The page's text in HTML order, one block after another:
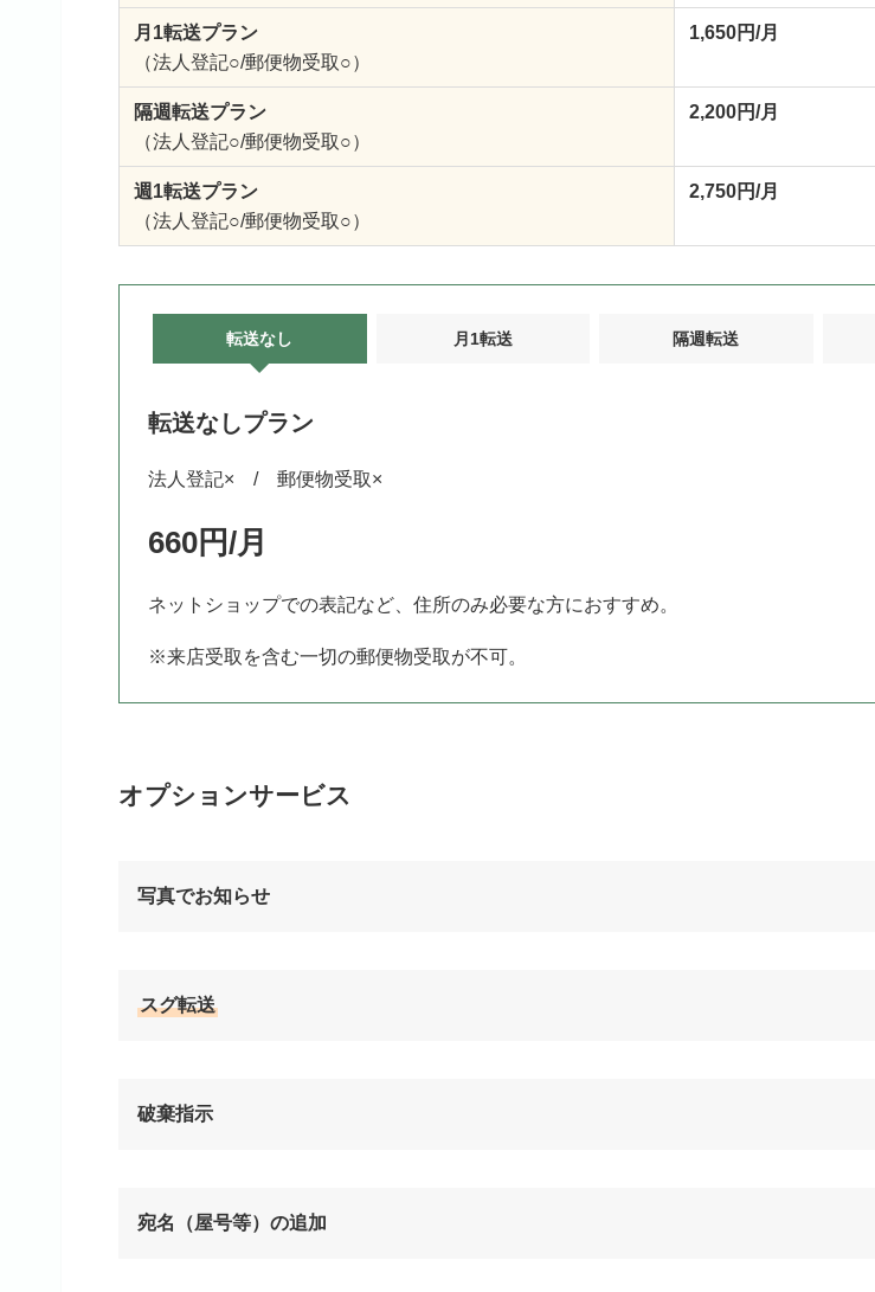
月1転送プラン
（法人登記○/郵便物受取○）
1,650円/月
隔週転送プラン
（法人登記○/郵便物受取○）
2,200円/月
週1転送プラン
（法人登記○/郵便物受取○）
2,750円/月
転送なし 月1転送 隔週転送
転送なしプラン
法人登記× / 郵便物受取×
660円/月
ネットショップでの表記など、住所のみ必要な方におすすめ。
※来店受取を含む一切の郵便物受取が不可。
オプションサービス
写真でお知らせ
スグ転送
破棄指示
宛名（屋号等） の追加